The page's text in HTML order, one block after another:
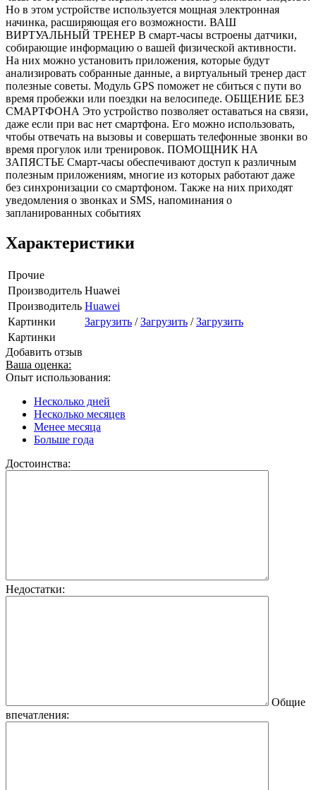
Но в этом устройстве используется мощная электронная
начинка, расширяющая его возможности. ВАШ
ВИРТУАЛЬНЫЙ ТРЕНЕР В смарт-часы встроены датчики,
собирающие информацию о вашей физической активности.
На них можно установить приложения, которые будут
анализировать собранные данные, а виртуальный тренер даст
полезные советы. Модуль GPS поможет не сбиться с пути во
время пробежки или поездки на велосипеде. ОБЩЕНИЕ БЕЗ
СМАРТФОНА Это устройство позволяет оставаться на связи,
даже если при вас нет смартфона. Его можно использовать,
чтобы отвечать на вызовы и совершать телефонные звонки во
время прогулок или тренировок. ПОМОЩНИК НА
ЗАПЯСТЬЕ Смарт-часы обеспечивают доступ к различным
полезным приложениям, многие из которых работают даже
без синхронизации со смартфоном. Также на них приходят
уведомления о звонках и SMS, напоминания о
запланированных событиях
Характеристики
Прочие
Производитель Huawei
Производитель Huawei
Картинки
Загрузить /Загрузить /Загрузить
Картинки
Добавить отзыв
Ваша оценка:
Опыт использования:
Несколько дней
Несколько месяцев
Менее месяца
Больше года
Достоинства:
Недостатки:
Общие
впечатления: